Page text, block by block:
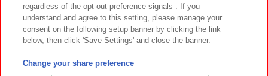
©Bandai Namco Amusement Inc.
©Bandai Namco Amusement Lab Inc.
regardless of the opt-out preference signals . If you
understand and agree to this setting, please manage your
consent on the following setup banner by clicking the link
below, then click 'Save Settings' and close the banner.
Change your share preference